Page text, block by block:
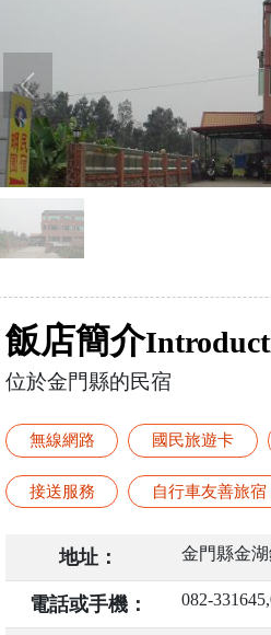
飯店簡介
位於金門縣的民宿
無線網路 國民旅遊卡
接送服務 自行車友善旅宿
地址： 金門縣金
電話或手機： 082-